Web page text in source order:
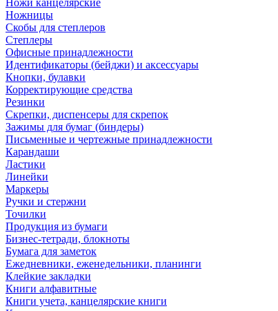
Ножи канцелярские
Ножницы
Скобы для степлеров
Степлеры
Офисные принадлежности
Идентификаторы (бейджи) и аксессуары
Кнопки, булавки
Корректирующие средства
Резинки
Скрепки, диспенсеры для скрепок
Зажимы для бумаг (биндеры)
Письменные и чертежные принадлежности
Карандаши
Ластики
Линейки
Маркеры
Ручки и стержни
Точилки
Продукция из бумаги
Бизнес-тетради, блокноты
Бумага для заметок
Ежедневники, еженедельники, планинги
Клейкие закладки
Книги алфавитные
Книги учета, канцелярские книги